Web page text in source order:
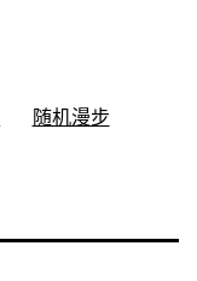
随机漫步